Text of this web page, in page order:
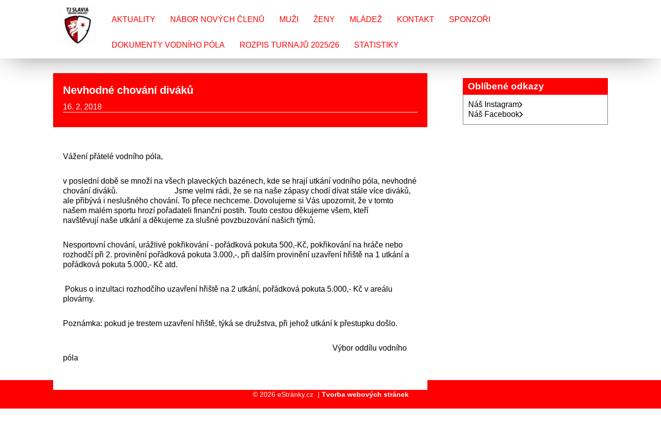
AKTUALITY NÁBOR NOVÝCH ČLENŮ MUŽI ŽENY MLÁDEŽ KONTAKT SPONZOŘI
DOKUMENTY VODNÍHO PÓLA ROZPIS TURNAJŮ 2025/26 STATISTIKY
Nevhodné chování diváků
16. 2. 2018
Vážení přátelé vodního póla,
v poslední době se množí na všech plaveckých bazénech, kde se hrají utkání vodního póla, nevhodné
chování diváků. Jsme velmi rádi, že se na naše zápasy chodí dívat stále více diváků,
ale přibývá i neslušného chování. To přece nechceme. Dovolujeme si Vás upozornit, že v tomto
našem malém sportu hrozí pořadateli finanční postih. Touto cestou děkujeme všem, kteří
navštěvují naše utkání a děkujeme za slušné povzbuzování našich týmů.
Nesportovní chování, urážlivé pokřikování - pořádková pokuta 500,-Kč, pokřikování na hráče nebo
rozhodčí při 2. provinění pořádková pokuta 3.000,-, při dalším provinění uzavření hřiště na 1 utkání a
pořádková pokuta 5.000,- Kč atd.
Pokus o inzultaci rozhodčího uzavření hřiště na 2 utkání, pořádková pokuta 5.000,- Kč v areálu
plovárny.
Poznámka: pokud je trestem uzavření hřiště, týká se družstva, při jehož utkání k přestupku došlo.
Výbor oddílu vodního
póla
Oblíbené odkazy
Náš Instagram
Náš Facebook
© 2026 eStránky.cz | Tvorba webových stránek